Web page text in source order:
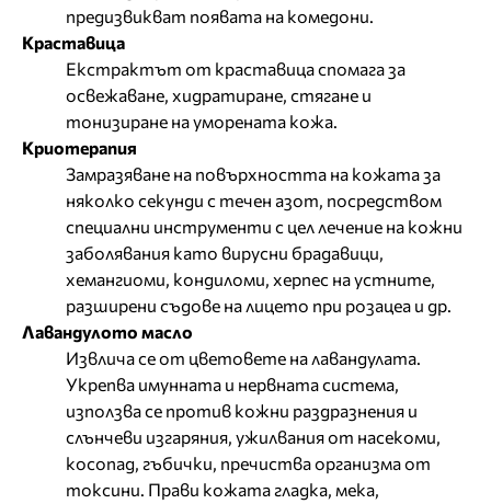
предизвикват появата на комедони.
Краставица
Екстрактът от краставица спомага за
освежаване, хидратиране, стягане и
тонизиране на уморената кожа.
Криотерапия
Замразяване на повърхността на кожата за
няколко секунди с течен азот, посредством
специални инструменти с цел лечение на кожни
заболявания като вирусни брадавици,
хемангиоми, кондиломи, херпес на устните,
разширени съдове на лицето при розацеа и др.
Лавандулото масло
Извлича се от цветовете на лавандулата.
Укрепва имунната и нервната система,
използва се против кожни раздразнения и
слънчеви изгаряния, ужилвания от насекоми,
косопад, гъбички, пречиства организма от
токсини. Прави кожата гладка, мека,